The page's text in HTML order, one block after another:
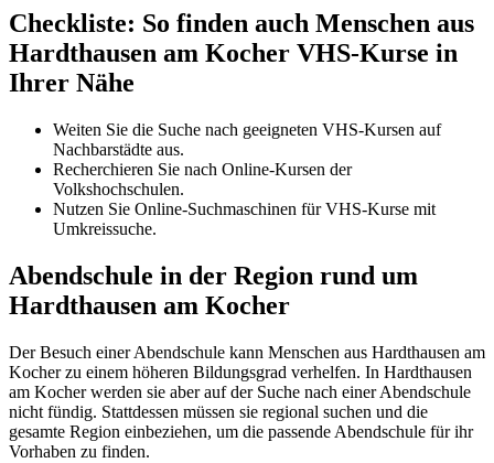
Checkliste: So finden auch Menschen aus
Hardthausen am Kocher VHS-Kurse in
Ihrer Nähe
Weiten Sie die Suche nach geeigneten VHS-Kursen auf
Nachbarstädte aus.
Recherchieren Sie nach Online-Kursen der
Volkshochschulen.
Nutzen Sie Online-Suchmaschinen für VHS-Kurse mit
Umkreissuche.
Abendschule in der Region rund um
Hardthausen am Kocher
Der Besuch einer Abendschule kann Menschen aus Hardthausen am
Kocher zu einem höheren Bildungsgrad verhelfen. In Hardthausen
am Kocher werden sie aber auf der Suche nach einer Abendschule
nicht fündig. Stattdessen müssen sie regional suchen und die
gesamte Region einbeziehen, um die passende Abendschule für ihr
Vorhaben zu finden.